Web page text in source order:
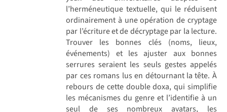
l’herméneutique textuelle, qui le réduisent
ordinairement à une opération de cryptage
par l’écriture et de décryptage par la lecture.
Trouver les bonnes clés (noms, lieux,
événements) et les ajuster aux bonnes
serrures seraient les seuls gestes appelés
par ces romans lus en détournant la tête. À
rebours de cette double doxa, qui simplifie
les mécanismes du genre et l’identifie à un
seul de ses nombreux avatars, les